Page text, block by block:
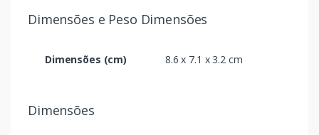
Dimensões e Peso Dimensões
Dimensões (cm) 8.6 x 7.1 x 3.2 cm
Dimensões